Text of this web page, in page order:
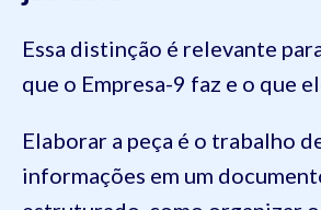
Essa distinção é relevante
que o Empresa-9 faz e o que
Elaborar a peça é o trabalho
informações em um